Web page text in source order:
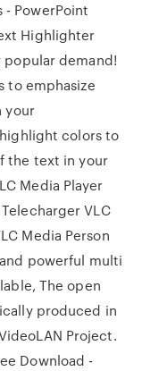
- PowerPoint
Highlighter
popular demand!
to emphasize
your
colors to
the text in your
Media Player
VLC
Media Person
powerful multi
The open
produced in
Project.
Download -